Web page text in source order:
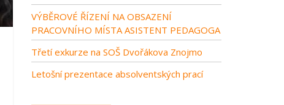
VÝBĚROVÉ ŘÍZENÍ NA OBSAZENÍ
PRACOVNÍHO MÍSTA ASISTENT PEDAGOGA
Třetí exkurze na SOŠ Dvořákova Znojmo
Letošní prezentace absolventských prací